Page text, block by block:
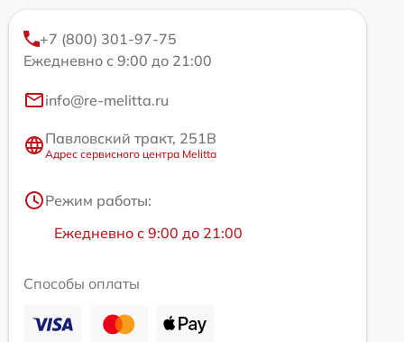
+7 (800) 301-97-75
Ежедневно с 9:00 до 21:00
info@re-melitta.ru
Павловский тракт, 251В
Адрес сервисного центра Melitta
Режим работы:
Ежедневно с 9:00 до 21:00
Способы оплаты